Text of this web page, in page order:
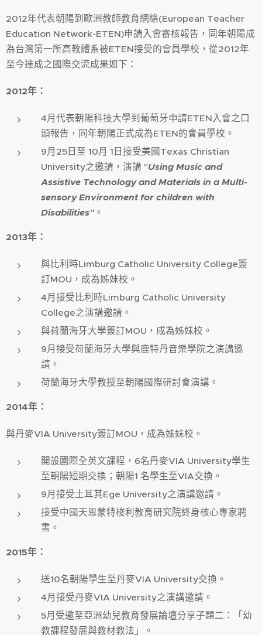
2012年代表朝陽到歐洲教師教育網絡(European Teacher
Education Network-ETEN)申請入會審核報告，同年朝陽成
為台灣第一所高教體系被ETEN接受的會員學校，從2012年
至今達成之國際交流成果如下：
2012年 ：
4月代表朝陽科技大學到葡萄牙申請ETEN入會之口
頭報告，同年朝陽正式成為ETEN的會員學校。
9月25日至 10月 1日接受美國Texas Christian
University之邀請，演講 "Using Music and
Assistive Technology and Materials in a Multi-
sensory Environment for children with
Disabilities"。
2013年 ：
與比利時Limburg Catholic University College簽
訂MOU，成為姊妹校。
4月接受比利時Limburg Catholic University
College之演講邀請。
與荷蘭海牙大學簽訂MOU，成為姊妹校。
9月接受荷蘭海牙大學與鹿特丹音樂學院之演講邀
請。
荷蘭海牙大學教授至朝陽國際研討會演講。
2014年 ：
與丹麥VIA University簽訂MOU，成為姊妹校。
開設國際全英文課程，6名丹麥VIA University學生
至朝陽短期交換；朝陽1 名學生至VIA交換。
9月接受土耳其Ege University之演講邀請。
接受中國天恩蒙特梭利教育研究院終身核心專家聘
書。
2015年 ：
送10名朝陽學生至丹麥VIA University交換。
4月接受丹麥VIA University之演講邀請。
5月受邀至亞洲幼兒教育發展論壇分享子題二：「幼
教課程發展與教材教法」。